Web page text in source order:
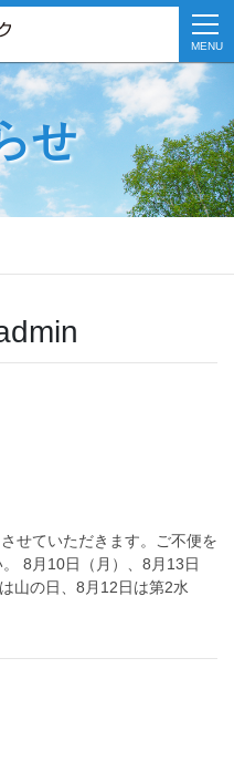
MENU
せ
せていただきます。ご不便を
8月10日（月）、8月13日
山の日、8月12日は第2水